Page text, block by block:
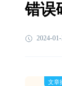
错误
2024-
文章